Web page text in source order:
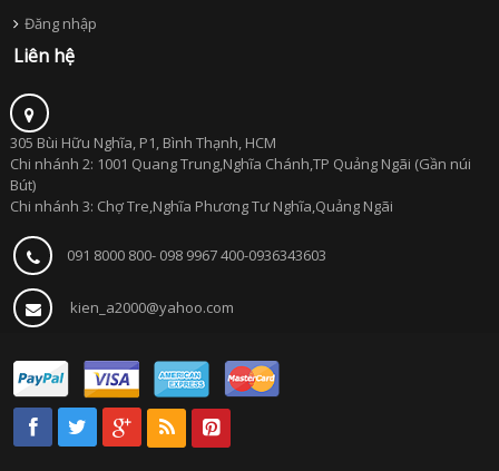
Đăng nhập
Liên hệ
305 Bùi Hữu Nghĩa, P1, Bình Thạnh, HCM
Chi nhánh 2: 1001 Quang Trung,Nghĩa Chánh,TP Quảng Ngãi (Gần núi
Bút)
Chi nhánh 3: Chợ Tre,Nghĩa Phương Tư Nghĩa,Quảng Ngãi
091 8000 800- 098 9967 400-0936343603
kien_a2000@yahoo.com